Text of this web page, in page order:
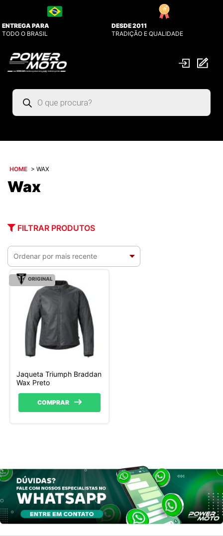
ENTREGA PARA
TODO O BRASIL
DESDE 2011
TRADIÇÃO E QUALIDADE
Pesquisar
produtos
HOME > WAX
Wax
FILTRAR PRODUTOS
ORIGINAL
Jaqueta Triumph Braddan
Wax Preto
COMPRAR